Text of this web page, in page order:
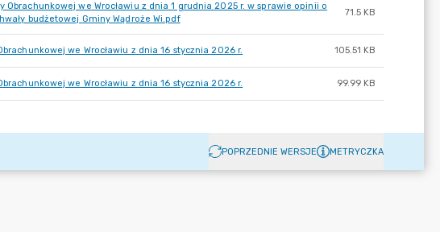
we Wrocławiu z dnia 1 grudnia 2025 r. w sprawie opinii o
budżetowej Gminy Wądroże Wi.pdf
71.5 KB
we Wrocławiu z dnia 16 stycznia 2026 r. 105.51 KB
we Wrocławiu z dnia 16 stycznia 2026 r. 99.99 KB
POPRZEDNIE WERSJE METRYCZKA